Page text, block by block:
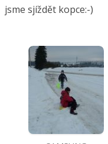
jsme sjíždět kopce:-)